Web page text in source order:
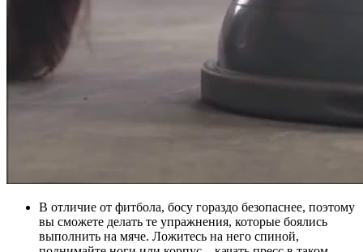
В отличие от фитбола, босу гораздо безопаснее, поэтому
вы сможете делать те упражнения, которые боялись
выполнить на мяче. Ложитесь на него спиной,